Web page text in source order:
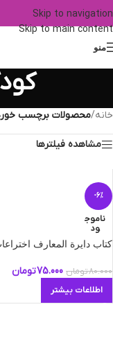
Skip to navigation
Skip to main content
منو
خانه/محصولات برچسب
مشاهده فیلترها
-6%
ناموج
ود
کتاب دایرة ‌المعارف
80.000تومان 75.000تومان
اطلاعات بیشتر